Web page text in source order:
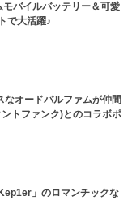
バイルバッテリー＆可愛
で大活躍♪
オードパルファムが仲間
トファンク)とのコラボポ
」のロマンチックな